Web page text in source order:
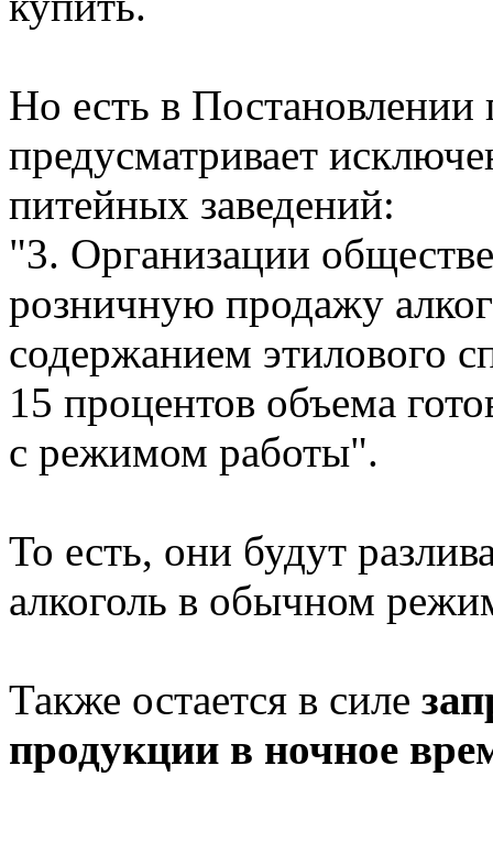
Но есть в Постановлении
предусматривает
питейных заведений:
"3. Организации
розничную продажу
содержанием этилового
15 процентов объема
с режимом работы".
То есть, они будут
алкоголь в обычном
Также остается в силе
продукции в ночное